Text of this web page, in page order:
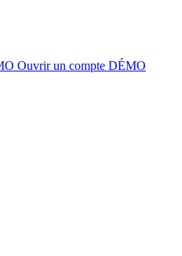
Ouvrir un compte DÉMO